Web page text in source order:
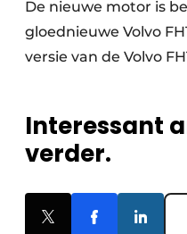
De nieuwe motor is
gloednieuwe Volvo
versie van de Volvo
Interessant
verder.